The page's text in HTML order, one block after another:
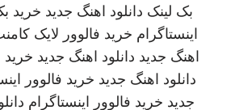
بک لینک دانلود اهنگ جدید خرید
اینستاگرام خرید فالوور لایک
اهنگ جدید دانلود اهنگ جدید خرید
دانلود اهنگ جدید خرید فالوور
جدید خرید فالوور اینستاگرام